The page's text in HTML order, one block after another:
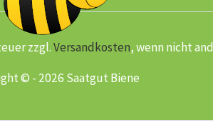
zzgl.Versandkosten, wenn nicht
© - 2026 Saatgut Biene